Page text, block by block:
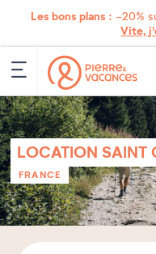
Les bons plans : -20%
Vite,
LOCATION SAINT
FRANCE